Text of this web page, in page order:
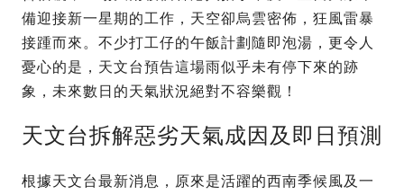
備迎接新一星期的工作，天空卻烏雲密佈，狂風雷暴
接踵而來。不少打工仔的午飯計劃隨即泡湯，更令人
憂心的是，天文台預告這場雨似乎未有停下來的跡
象，未來數日的天氣狀況絕對不容樂觀！
天文台拆解惡劣天氣成因及即日預測
根據天文台最新消息，原來是活躍的西南季候風及一